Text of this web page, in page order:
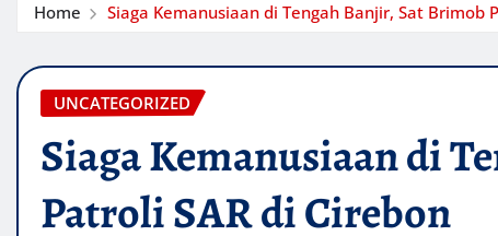
Home Siaga Kemanusiaan di Tengah Banjir, Sat Brimob
UNCATEGORIZED
Siaga Kemanusiaan di
Patroli SAR di Cirebon